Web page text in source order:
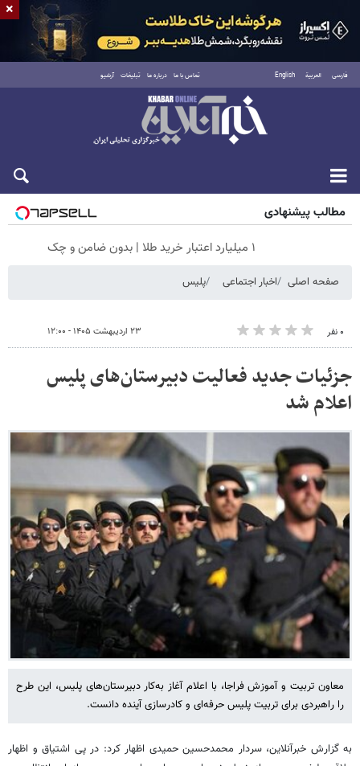
فارسی العربية English تماس با ما درباره ما تبلیغات آرشیو
شنبه ۱۷ مرداد ۱۴۰۵
مطالب پیشنهادی
۱ میلیارد اعتبار خرید طلا | بدون ضامن و چک
صفحه اصلی اخبار اجتماعی پلیس
۰ نفر ۲۳ اردیبهشت ۱۴۰۵ - ۱۲:۰۰
جزئیات جدید فعالیت دبیرستان‌های پلیس
اعلام شد
معاون تربیت و آموزش فراجا، با اعلام آغاز به‌کار دبیرستان‌های پلیس، این طرح
را راهبردی برای تربیت پلیس حرفه‌ای و کادرسازی آینده دانست.
به گزارش خبرآنلاین، سردار محمدحسین حمیدی اظهار کرد: در پی اشتیاق و اظهار
×